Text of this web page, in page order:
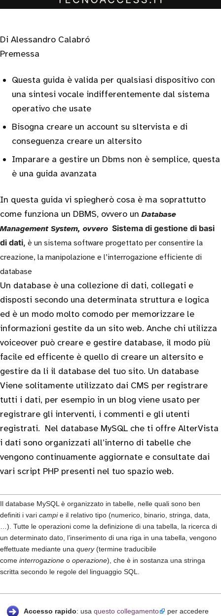
Di Alessandro Calabró
Premessa
Questa guida è valida per qualsiasi dispositivo con
una sintesi vocale indifferentemente dal sistema
operativo che usate
Bisogna creare un account su sltervista e di
conseguenza creare un altersito
Imparare a gestire un Dbms non è semplice, questa
è una guida avanzata
In questa guida vi spiegherò cosa è ma soprattutto
come funziona un DBMS, ovvero unDatabase
Management System, ovvero Sistema di gestione di basi
di dati, è un sistema software progettato per consentire la
creazione, la manipolazione e l’interrogazione efficiente di
database
Un database è una collezione di dati, collegati e
disposti secondo una determinata struttura e logica
ed è un modo molto comodo per memorizzare le
informazioni gestite da un sito web. Anche chi utilizza
voiceover può creare e gestire database, il modo più
facile ed efficente è quello di creare un altersito e
gestire da li il database del tuo sito. Un database
Viene solitamente utilizzato dai CMS per registrare
tutti i dati, per esempio in un blog viene usato per
registrare gli interventi, i commenti e gli utenti
registrati. Nel database MySQL che ti offre AlterVista
i dati sono organizzati all’interno di tabelle che
vengono continuamente aggiornate e consultate dai
vari script PHP presenti nel tuo spazio web.
Il database MySQL è organizzato in tabelle, nelle quali sono ben
definiti i vari campie il relativo tipo (numerico, binario, stringa, data,
…). Tutte le operazioni come la definizione di una tabella, la ricerca di
un determinato dato, l’inserimento di una riga in una tabella, vengono
effettuate mediante una query(termine traducibile
come interrogazione o operazione), che è in sostanza una stringa
scritta secondo le regole del linguaggio SQL.
Accesso rapido: usa questo collegamento
per accedere